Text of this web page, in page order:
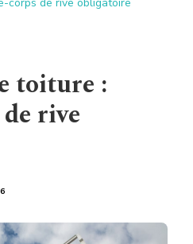
toiture :
rive